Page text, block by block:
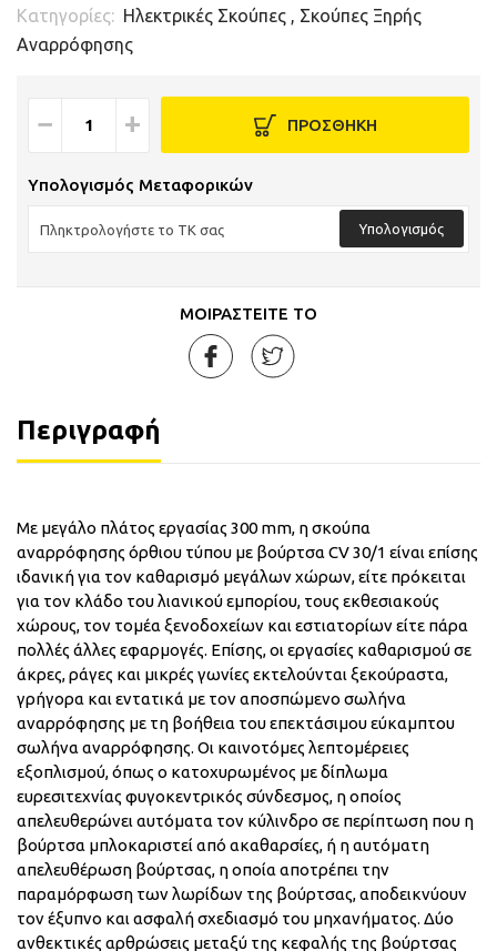
Κατηγορίες: Ηλεκτρικές Σκούπες , Σκούπες Ξηρής
Αναρρόφησης
− + ΠΡΟΣΘΗΚΗ
Υπολογισμός Μεταφορικών
Υπολογισμός
ΜΟΙΡΑΣΤΕΙΤΕ ΤΟ
Περιγραφή
Με μεγάλο πλάτος εργασίας 300 mm, η σκούπα
αναρρόφησης όρθιου τύπου με βούρτσα CV 30/1 είναι επίσης
ιδανική για τον καθαρισμό μεγάλων χώρων, είτε πρόκειται
για τον κλάδο του λιανικού εμπορίου, τους εκθεσιακούς
χώρους, τον τομέα ξενοδοχείων και εστιατορίων είτε πάρα
πολλές άλλες εφαρμογές. Επίσης, οι εργασίες καθαρισμού σε
άκρες, ράγες και μικρές γωνίες εκτελούνται ξεκούραστα,
γρήγορα και εντατικά με τον αποσπώμενο σωλήνα
αναρρόφησης με τη βοήθεια του επεκτάσιμου εύκαμπτου
σωλήνα αναρρόφησης. Οι καινοτόμες λεπτομέρειες
εξοπλισμού, όπως ο κατοχυρωμένος με δίπλωμα
ευρεσιτεχνίας φυγοκεντρικός σύνδεσμος, η οποίος
απελευθερώνει αυτόματα τον κύλινδρο σε περίπτωση που η
βούρτσα μπλοκαριστεί από ακαθαρσίες, ή η αυτόματη
απελευθέρωση βούρτσας, η οποία αποτρέπει την
παραμόρφωση των λωρίδων της βούρτσας, αποδεικνύουν
τον έξυπνο και ασφαλή σχεδιασμό του μηχανήματος. Δύο
ανθεκτικές αρθρώσεις μεταξύ της κεφαλής της βούρτσας